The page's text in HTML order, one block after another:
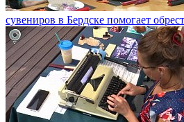
сувениров в Бердске помогает